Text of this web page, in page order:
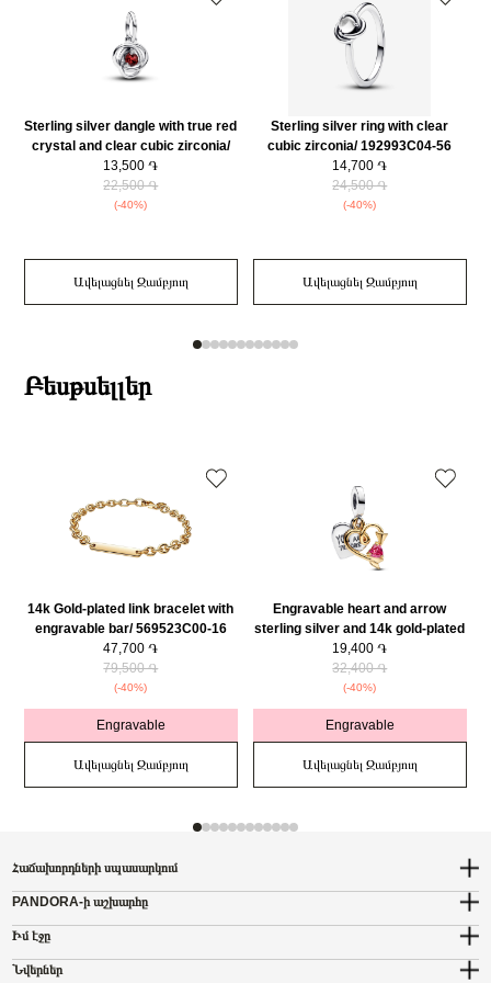
Sterling silver dangle with true red
crystal and clear cubic zirconia/
793125C07
13,500 ֏
22,500 ֏
(-40%)
Ավելացնել Զամբյուղ
Sterling silver ring with clear
cubic zirconia/ 192993C04-56
14,700 ֏
24,500 ֏
(-40%)
Ավելացնել Զամբյուղ
Բեսթսելլեր
14k Gold-plated link bracelet with
engravable bar/ 569523C00-16
47,700 ֏
79,500 ֏
(-40%)
Engravable
Ավելացնել Զամբյուղ
Engravable heart and arrow
sterling silver and 14k gold-plated
double dangle with red cubic
zirconia/ 763622C01
19,400 ֏
32,400 ֏
(-40%)
Engravable
Ավելացնել Զամբյուղ
Հաճախորդների սպասարկում
PANDORA-ի աշխարհը
Իմ էջը
Նվերներ